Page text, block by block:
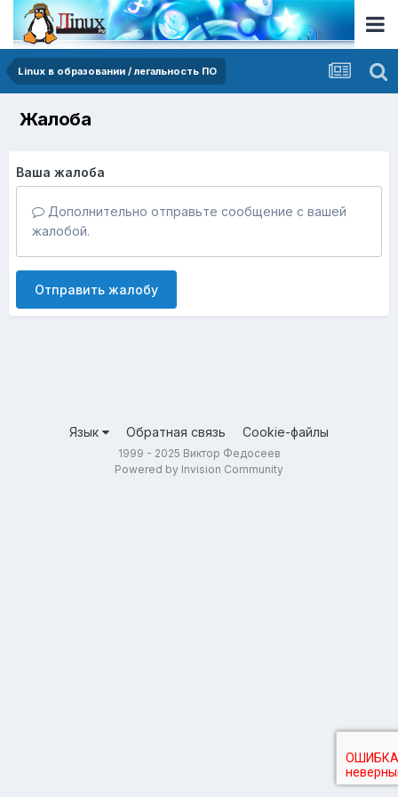
Linux в образовании / легальность ПО
Жалоба
Ваша жалоба
Дополнительно отправьте сообщение с вашей
жалобой.
Отправить жалобу
Язык Обратная связь Cookie-файлы
1999 - 2025 Виктор Федосеев
Powered by Invision Community